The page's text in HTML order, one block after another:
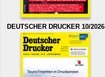
DEUTSCHER DRUCKER 10/2026